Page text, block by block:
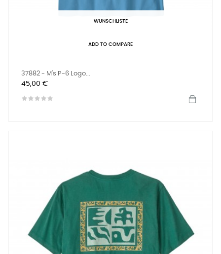
WUNSCHLISTE
ADD TO COMPARE
37882 - M's P-6 Logo...
Preis
45,00 €